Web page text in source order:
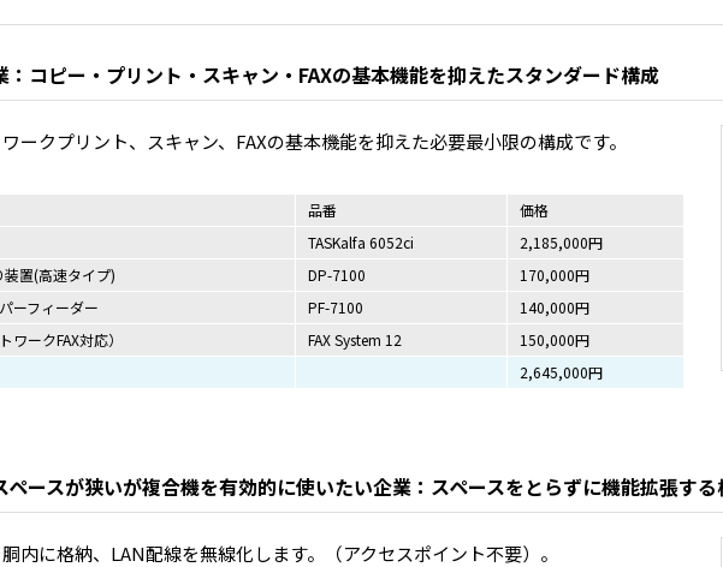
：コピー・プリント・スキャン・FAXの基本機能を抑えたスタンダード構成
ークプリント、スキャン、FAXの基本機能を抑えた必要最小限の構成です。
品番
価格
TASKalfa 6052ci
2,185,000円
置(高速タイプ)
DP-7100
170,000円
ーフィーダー
PF-7100
140,000円
ワークFAX対応）
FAX System 12
150,000円
2,645,000円
ペースが狭いが複合機を有効的に使いたい企業：スペースをとらずに機能拡張する
内に格納、LAN配線を無線化します。（アクセスポイント不要）。